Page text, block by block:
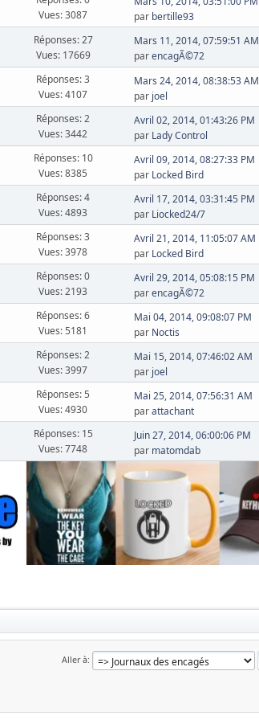
Vues: 3087
par bertille93
Réponses: 27
Vues: 17669
Mars 11, 2014, 07:59:51 AM
parencagÃ©72
Réponses: 3
Vues: 4107
Mars 24, 2014, 08:38:53 AM
par joel
Réponses: 2
Vues: 3442
Avril 02, 2014, 01:43:26 PM
par Lady Control
Réponses: 10
Vues: 8385
Avril 09, 2014, 08:27:33 PM
par Locked Bird
Réponses: 4
Vues: 4893
Avril 17, 2014, 03:31:45 PM
par Liocked24/7
Réponses: 3
Vues: 3978
Avril 21, 2014, 11:05:07 AM
par Locked Bird
Réponses: 0
Vues: 2193
Avril 29, 2014, 05:08:15 PM
parencagÃ©72
Réponses: 6
Vues: 5181
Mai 04, 2014, 09:08:07 PM
par Noctis
Réponses: 2
Vues: 3997
Mai 15, 2014, 07:46:02 AM
par joel
Réponses: 5
Vues: 4930
Mai 25, 2014, 07:56:31 AM
parattachant
Réponses: 15
Vues: 7748
Juin 27, 2014, 06:00:06 PM
par matomdab
Aller à